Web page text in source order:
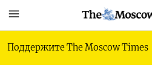
Поддержите The Moscow Times